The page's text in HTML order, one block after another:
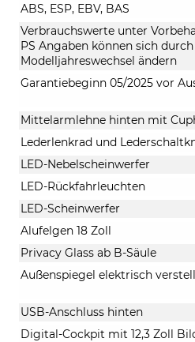
ABS, ESP, EBV, BAS
Verbrauchswerte unter
PS Angaben können sich
Modelljahreswechsel ändern
Garantiebeginn 05/2025 vor
Mittelarmlehne hinten mit
Lederlenkrad und
LED-Nebelscheinwerfer
LED-Rückfahrleuchten
LED-Scheinwerfer
Alufelgen 18 Zoll
Privacy Glass ab B-Säule
Außenspiegel elektrisch
USB-Anschluss hinten
Digital-Cockpit mit 12,3 Zoll